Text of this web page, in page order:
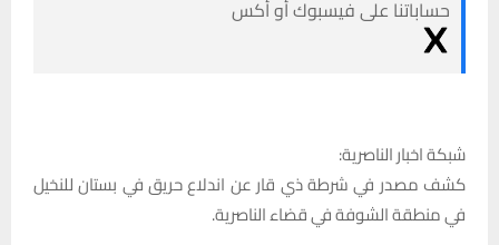
حساباتنا على فيسبوك أو أكس
شبكة اخبار الناصرية:
كشف مصدر في شرطة ذي قار عن اندلاع حريق في بستان للنخيل
في منطقة الشوفة في قضاء الناصرية.